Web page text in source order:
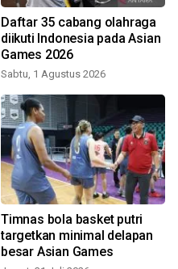
Daftar 35 cabang olahraga
diikuti Indonesia pada Asian
Games 2026
Sabtu, 1 Agustus 2026
Timnas bola basket putri
targetkan minimal delapan
besar Asian Games